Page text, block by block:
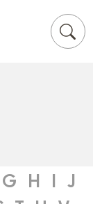
G H I J